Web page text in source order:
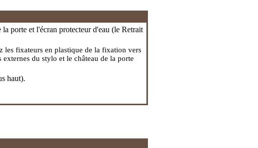
porte et l'écran protecteur d'eau (le Retrait
les fixateurs en plastique de la fixation vers
du stylo et le château de la porte
haut).